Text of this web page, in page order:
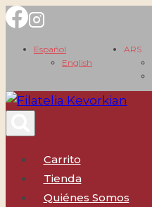
Saltar
contenido
Español
English
ARS
Carrito
Tienda
Quiénes Somos